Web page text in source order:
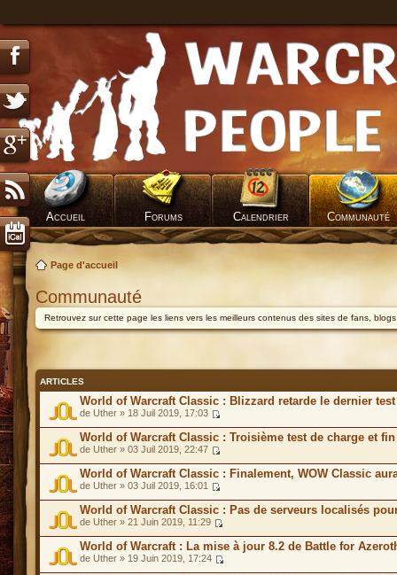
Accueil Forums Calendrier Communauté
Page d'accueil
Communauté
Retrouvez sur cette page les liens vers les meilleurs contenus des sites de fans,
ARTICLES
World of Warcraft Classic : Blizzard retarde le dernier
de Uther » 18 Juil 2019, 17:03
World of Warcraft Classic : Troisième test de charge et
de Uther » 03 Juil 2019, 22:47
World of Warcraft Classic : Finalement, WOW Classic
de Uther » 03 Juil 2019, 16:01
World of Warcraft Classic : Pas de serveurs localisés
de Uther » 21 Juin 2019, 11:29
World of Warcraft : La mise à jour 8.2 de Battle for
de Uther » 19 Juin 2019, 17:24